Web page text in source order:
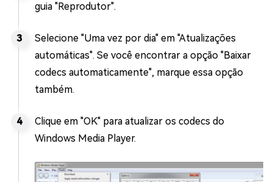
guia "Reprodutor".
Selecione "Uma vez por dia" em "Atualizações
automáticas". Se você encontrar a opção "Baixar
codecs automaticamente", marque essa opção
também.
Clique em "OK" para atualizar os codecs do
Windows Media Player.